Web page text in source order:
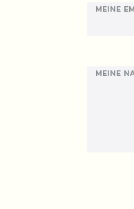
MEINE
MEINE